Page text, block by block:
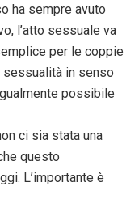
ha sempre avuto
l’atto sessuale va
per le coppie
sessualità in senso
possibile
ci sia stata una
questo
L’importante è